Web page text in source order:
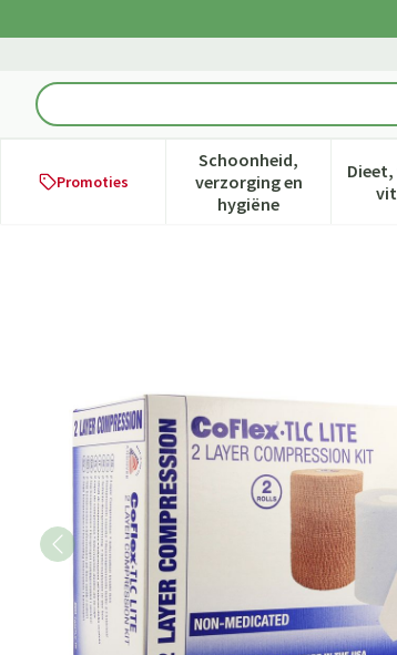
Product, merk, categorie...
Promoties
Schoonheid,
verzorging en
hygiëne
Toon submenu